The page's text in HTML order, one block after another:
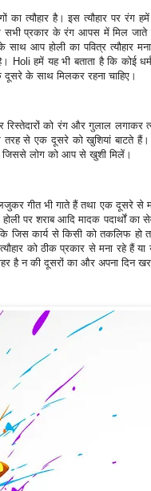
का त्यौहार है। इस त्यौहार पर
सभी प्रकार के रंग आपस में मिल
साथ आप होली का पवित्र
Holi हमें यह भी बताता है कि कोई
के साथ मिलकर रहना चाहिए।
रिस्तेदारों को रंग और गुलाल लगाकर
तरह से एक दूसरे को खुशियां बाटते
लोग को आप से खुशी मिलें।
गीत भी गाते हैं तथा एक दूसरे
पर शराब आदि मादक पदार्थों
जिस कार्य से किसी को तकलिफ
को ठीक प्रकार से मना रहे हैं
है न की दूसरों का और अपना दिन